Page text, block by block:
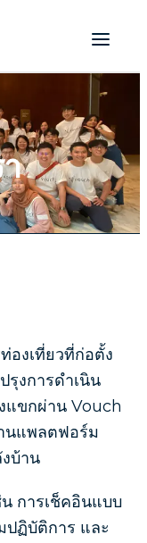
องเที่ยวที่ก่อตั้ง
รุงการดำเนิน
แขกผ่าน Vouch
นแพลตฟอร์ม
บ้าน
การเช็คอินแบบ
ปฏิบัติการ และ